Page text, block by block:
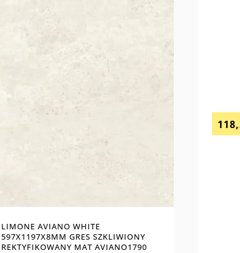
LIMONE AVIANO WHITE
597X1197X8MM GRES SZKLIWIONY
REKTYFIKOWANY MAT AVIANO1790